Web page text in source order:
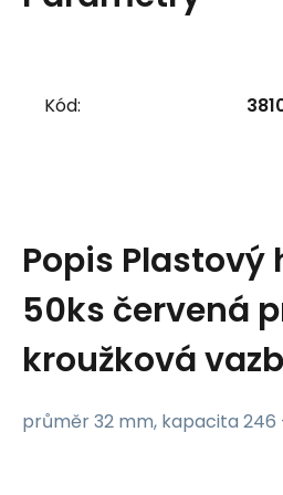
Kód:
Popis Plastový
50ks červená
kroužková
průměr 32 mm, kapacita